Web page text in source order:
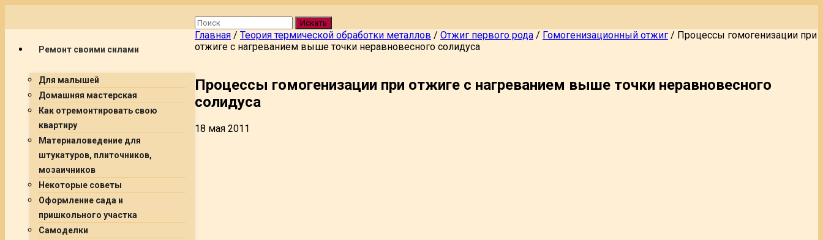
Ремонт своими силами
Для малышей
Домашняя мастерская
Как отремонтировать свою
квартиру
Материаловедение для
штукатуров, плиточников,
мозаичников
Некоторые советы
Оформление сада и
пришкольного участка
Самоделки
Искать
Главная / Теория термической обработки металлов / Отжиг первого рода / Гомогенизационный отжиг / Процессы гомогенизации при
отжиге с нагреванием выше точки неравновесного солидуса
Процессы гомогенизации при отжиге с нагреванием выше точки неравновесного
солидуса
18 мая 2011